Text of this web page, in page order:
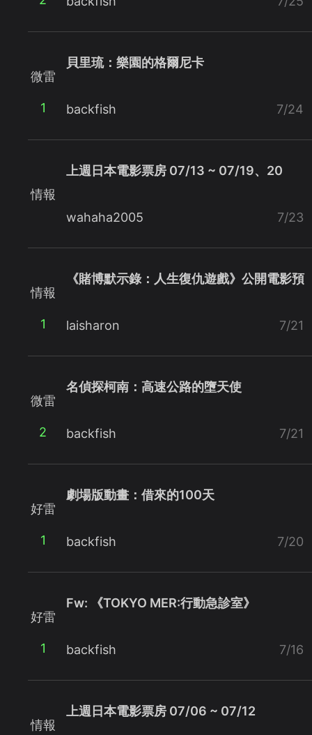
微雷
1
貝里琉：樂園的格爾尼卡
backfish 7/24
情報
上週日本電影票房 07/13 ~ 07/19、20
wahaha2005 7/23
情報
1
《賭博默示錄：人生復仇遊戲》公開電影預
laisharon 7/21
微雷
2
名偵探柯南：高速公路的墮天使
backfish 7/21
好雷
1
劇場版動畫：借來的100天
backfish 7/20
好雷
1
Fw: 《TOKYO MER:行動急診室》
backfish 7/16
情報
上週日本電影票房 07/06 ~ 07/12